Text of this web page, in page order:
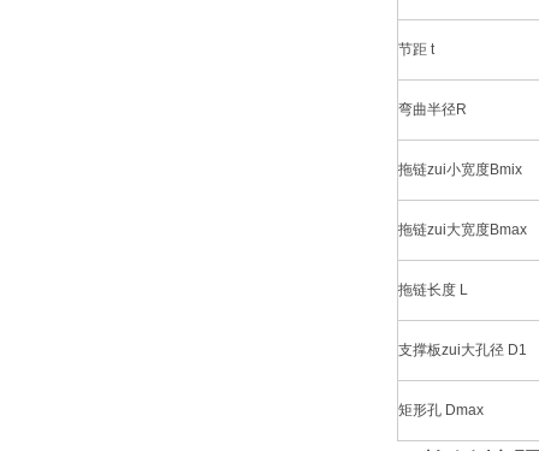
节距 t
弯曲半径R
拖链zui小宽度Bmix
拖链zui大宽度Bmax
拖链长度 L
支撑板zui大孔径 D1
矩形孔 Dmax